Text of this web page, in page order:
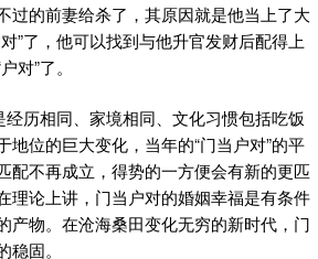
过的前妻给杀了，其原因就是他当上了大
”了，他可以找到与他升官发财后配得上
对”了。
经历相同、家境相同、文化习惯包括吃饭
地位的巨大变化，当年的“门当户对”的平
配不再成立，得势的一方便会有新的更匹
理论上讲，门当户对的婚姻幸福是有条件
产物。在沧海桑田变化无穷的新时代，门
固。